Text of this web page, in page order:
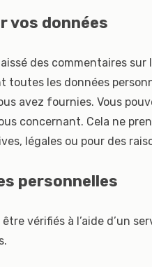
vos données
des commentaires sur
les données
avez fournies. Vous
concernant. Cela ne
légales ou pour des
personnelles
vérifiés à l’aide d’un